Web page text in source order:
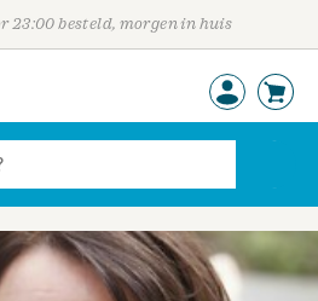
23:00 besteld, morgen in huis